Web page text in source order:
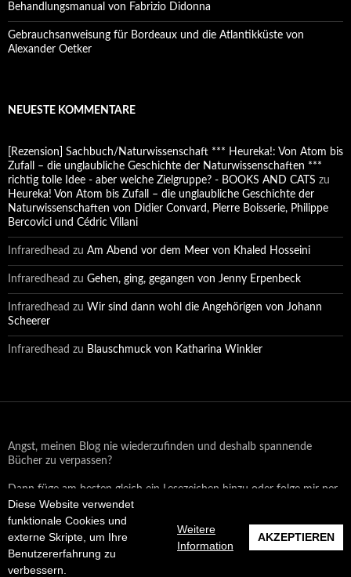
Diese Website verwendet
funktionale Cookies und
externe Skripte, um Ihre
Benutzererfahrung zu
verbessern.
Weitere
Information
AKZEPTIEREN
Behandlungsmanual von Fabrizio Didonna
Gebrauchsanweisung für Bordeaux und die Atlantikküste von
Alexander Oetker
NEUESTE KOMMENTARE
[Rezension] Sachbuch/Naturwissenschaft *** Heureka!: Von Atom bis
Zufall – die unglaubliche Geschichte der Naturwissenschaften ***
richtig tolle Idee - aber welche Zielgruppe? - BOOKS AND CATS zu
Heureka! Von Atom bis Zufall – die unglaubliche Geschichte der
Naturwissenschaften von Didier Convard, Pierre Boisserie, Philippe
Bercovici und Cédric Villani
Infraredhead zu Am Abend vor dem Meer von Khaled Hosseini
Infraredhead zu Gehen, ging, gegangen von Jenny Erpenbeck
Infraredhead zu Wir sind dann wohl die Angehörigen von Johann
Scheerer
Infraredhead zu Blauschmuck von Katharina Winkler
Angst, meinen Blog nie wiederzufinden und deshalb spannende
Bücher zu verpassen?
Dann füge am besten gleich ein Lesezeichen hinzu oder folge mir per
Email oder auf Facebook!
Datenschutzerklärung